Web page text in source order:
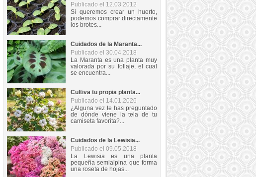
Publicado el 12.03.2012
Si queremos crear un huerto,
podemos comprar directamente
los brotes...
Cuidados de la Maranta...
Publicado el 30.04.2018
La Maranta es una planta muy
valorada por su follaje, el cual
se encuentra...
Cultiva tu propia planta...
Publicado el 14.01.2026
¿Alguna vez te has preguntado
de dónde viene la tela de tu
camiseta favorita?...
Cuidados de la Lewisia...
Publicado el 09.05.2018
La Lewisia es una planta
pequeña semialpina que forma
una roseta de hojas...